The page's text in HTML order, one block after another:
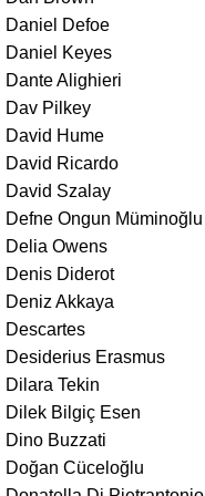
Daniel Defoe
Daniel Keyes
Dante Alighieri
Dav Pilkey
David Hume
David Ricardo
David Szalay
Defne Ongun Müminoğlu
Delia Owens
Denis Diderot
Deniz Akkaya
Descartes
Desiderius Erasmus
Dilara Tekin
Dilek Bilgiç Esen
Dino Buzzati
Doğan Cüceloğlu